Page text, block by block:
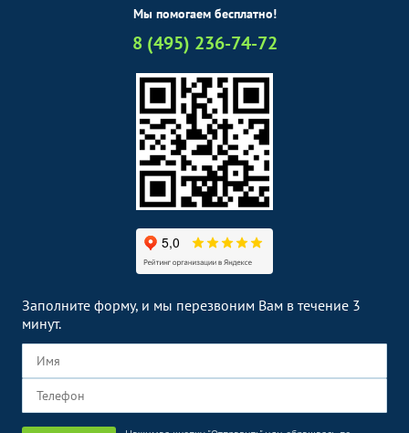
Мы помогаем бесплатно!
8 (495) 236-74-72
Заполните форму, и мы перезвоним Вам в течение 3
минут.